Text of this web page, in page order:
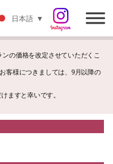
の価格を改定させていただくこ
客様につきましては、9月以降の
ますと幸いです。
日本語 ▼